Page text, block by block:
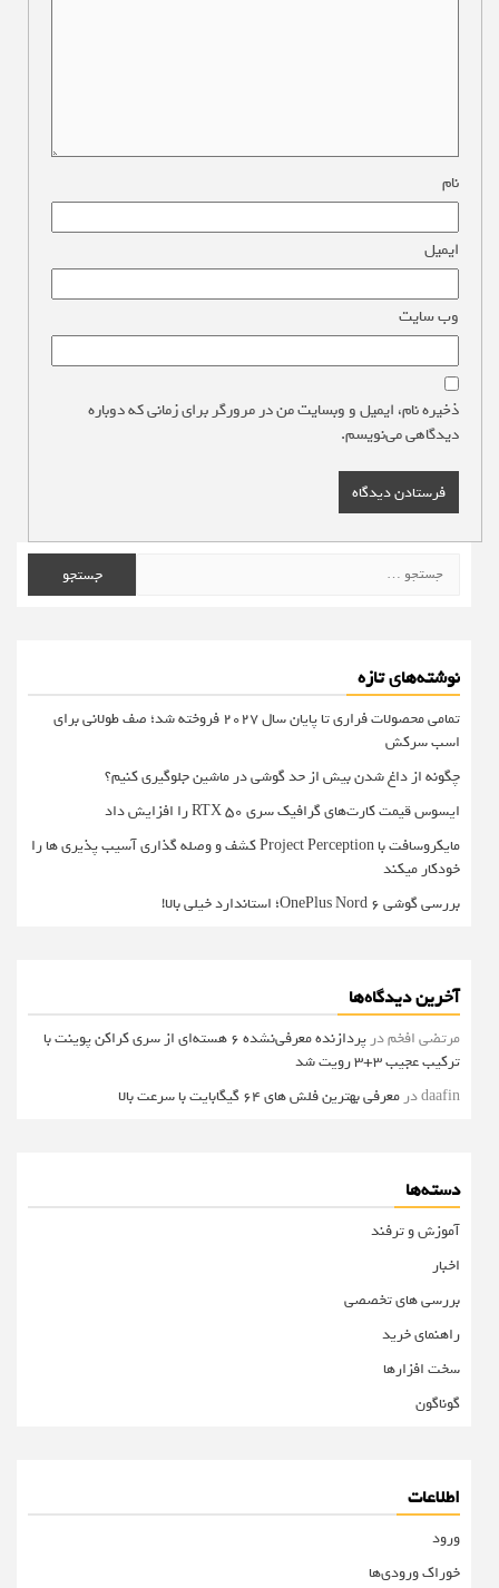
نام
ایمیل
وب‌ سایت
ذخیره نام، ایمیل و وبسایت من در مرورگر برای زمانی که دوباره
دیدگاهی می‌نویسم.
برای:
نوشته‌های تازه
تمامی محصولات فراری تا پایان سال ۲۰۲۷ فروخته شد؛ صف طولانی برای
اسب سرکش
چگونه از داغ شدن بیش از حد گوشی در ماشین جلوگیری کنیم؟
ایسوس قیمت کارت‌های گرافیک سری RTX 50 را افزایش داد
مایکروسافت با Project Perception کشف و وصله گذاری آسیب پذیری ها را
خودکار میکند
بررسی گوشی OnePlus Nord 6؛ استاندارد خیلی بالا!
آخرین دیدگاه‌ها
مرتضی افخمدر
پردازنده معرفی‌نشده 6 هسته‌ای از سری کراکن پوینت با
ترکیب عجیب 3+3 رویت شد
daafinدرمعرفی بهترین فلش های 64 گیگابایت با سرعت بالا
دسته‌ها
آموزش و ترفند
اخبار
بررسی های تخصصی
راهنمای خرید
سخت افزارها
گوناگون
اطلاعات
ورود
خوراک ورودی‌ها